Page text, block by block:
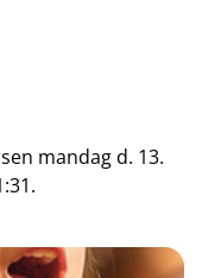
mandag d. 13.